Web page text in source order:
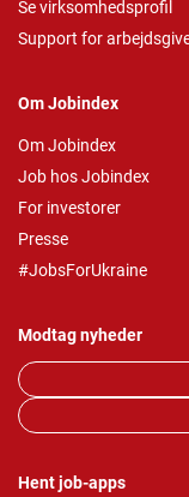
Se virksomhedsprofil
Support for
Om Jobindex
Om Jobindex
Job hos Jobindex
For investorer
Presse
#JobsForUkraine
Modtag nyheder
Hent job-apps